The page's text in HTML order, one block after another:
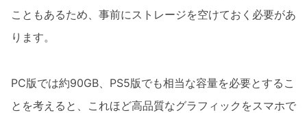
こともあるため、事前にストレージを空けておく必要があ
ります。
PC版では約90GB、PS5版でも相当な容量を必要とするこ
とを考えると、これほど高品質なグラフィックをスマホで